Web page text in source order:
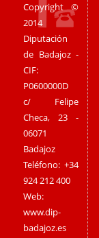
Copyright ©
2014
Diputación
de Badajoz -
CIF:
P0600000D
c/ Felipe
Checa, 23 -
06071
Badajoz
Teléfono: +34
924 212 400
Web:
www.dip-
badajoz.es